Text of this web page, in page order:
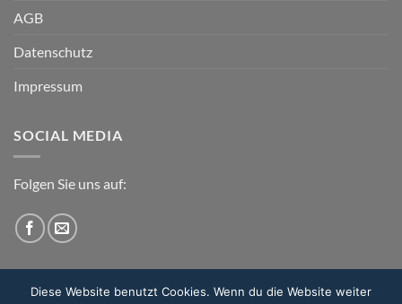
AGB
Datenschutz
Impressum
SOCIAL MEDIA
Folgen Sie uns auf:
Diese Website benutzt Cookies. Wenn du die Website weiter